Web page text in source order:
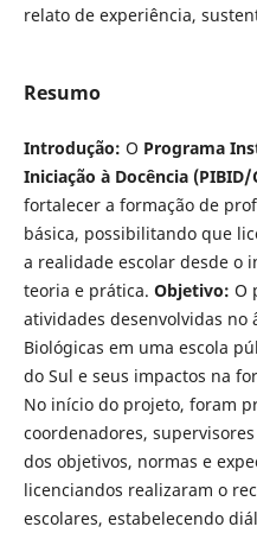
relato de experiência,
Resumo
Introdução: O Programa
Iniciação à Docência (PIBID/
fortalecer a formação de
básica, possibilitando que
a realidade escolar desde o
teoria e prática. Objetivo: O
atividades desenvolvidas no
Biológicas em uma escola
do Sul e seus impactos na
No início do projeto, foram
coordenadores,
dos objetivos, normas e
licenciandos realizaram o
escolares, estabelecendo